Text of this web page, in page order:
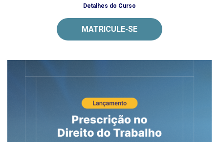
Detalhes do Curso
MATRICULE-SE